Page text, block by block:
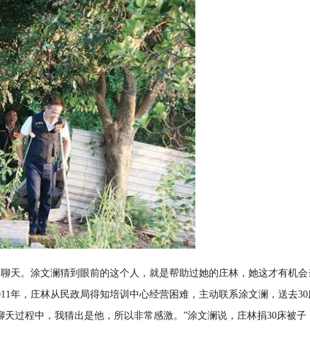
天。涂文澜猜到眼前的这个人，就是帮助过她的庄林，她这才有机会
年，庄林从民政局得知培训中心经营困难，主动联系涂文澜，送去30
过程中，我猜出是他，所以非常感激。”涂文澜说，庄林捐30床被子